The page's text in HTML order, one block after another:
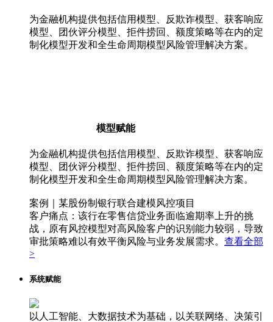
为金融机构提供包括信用模型、反欺诈模型、获客响应
模型、团伙评分模型、拒件捞回、额度策略等在内的定
制化模型开发和全生命周期模型风险管理解决方案。
模型赋能
为金融机构提供包括信用模型、反欺诈模型、获客响应
模型、团伙评分模型、拒件捞回、额度策略等在内的定
制化模型开发和全生命周期模型风险管理解决方案。
案例｜某股份制银行联合建模风控项目
客户痛点：该行在零售信贷业务面临逾期率上升的挑
战，原有风控模型对高风险客户的识别能力较弱，导致
审批策略难以有效平衡风险与业务发展需求。 查看全部
>
系统赋能
以人工智能、大数据技术为基础，以关联网络、决策引